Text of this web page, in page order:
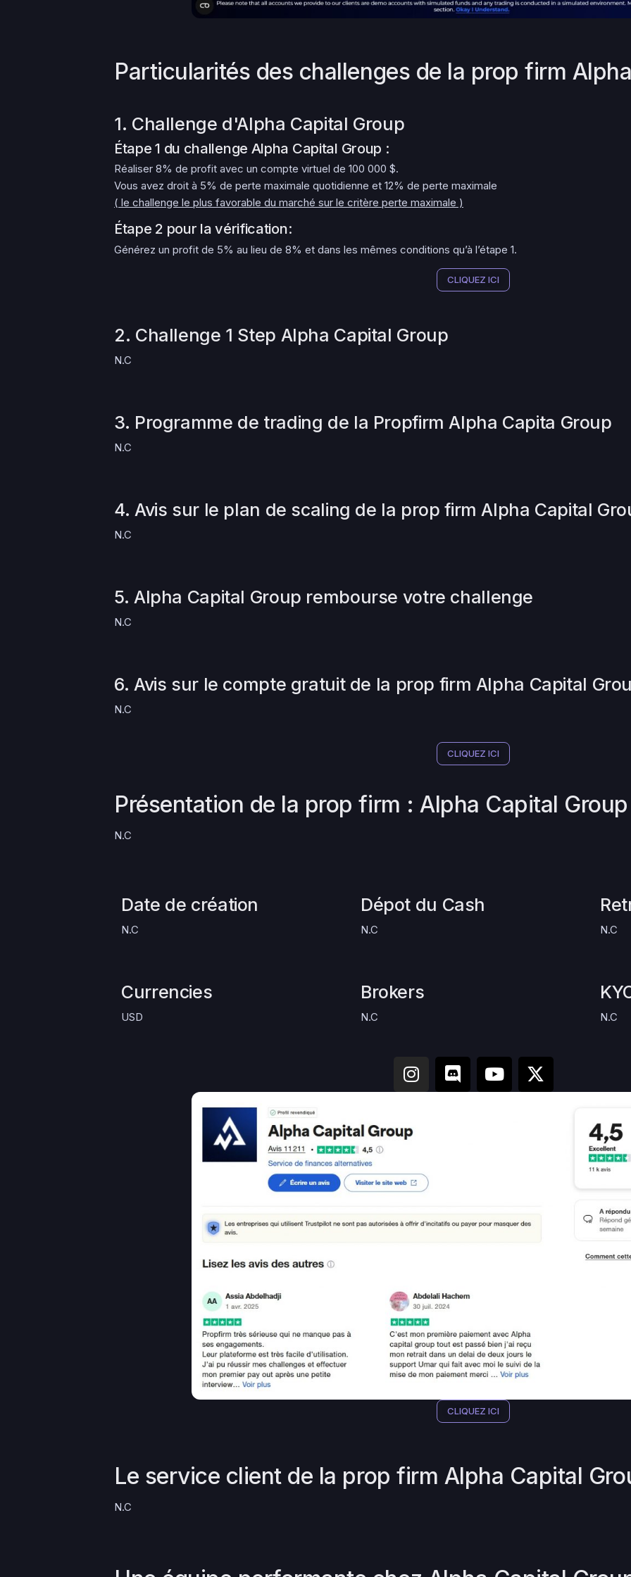
Particularités des challenges de la prop firm
1. Challenge d'Alpha Capital Group
Étape 1 du challenge Alpha Capital Group :
Réaliser 8% de profit avec un compte virtuel de 100 000 $.
Vous avez droit à 5% de perte maximale quotidienne et 12% de perte maximale
( le challenge le plus favorable du marché sur le critère perte maximale )
Étape 2 pour la vérification:
Générez un profit de 5% au lieu de 8% et dans les mêmes conditions qu’à l’étape 1.
CLIQUEZ ICI
2. Challenge 1 Step Alpha Capital Group
N.C
3. Programme de trading de la Propfirm Alpha Capita Group
N.C
4. Avis sur le plan de scaling de la prop firm Alpha Capital
N.C
5. Alpha Capital Group rembourse votre challenge
N.C
6. Avis sur le compte gratuit de la prop firm Alpha Capital
N.C
CLIQUEZ ICI
Présentation de la prop firm : Alpha Capital Group
N.C
Date de création
N.C
Dépot du Cash
N.C N.C
Currencies
USD
Brokers
N.C N.C
CLIQUEZ ICI
Le service client de la prop firm Alpha Capital
N.C